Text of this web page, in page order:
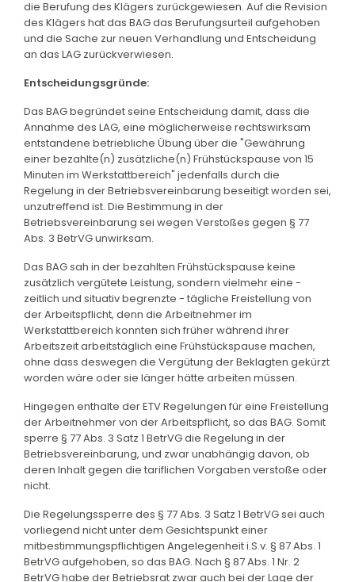
die Berufung des Klägers zurückgewiesen. Auf die Revision
des Klägers hat das BAG das Berufungsurteil aufgehoben
und die Sache zur neuen Verhandlung und Entscheidung
an das LAG zurückverwiesen.
Entscheidungsgründe:
Das BAG begründet seine Entscheidung damit, dass die
Annahme des LAG, eine möglicherweise rechtswirksam
entstandene betriebliche Übung über die "Gewährung
einer bezahlte(n) zusätzliche(n) Frühstückspause von 15
Minuten im Werkstattbereich" jedenfalls durch die
Regelung in der Betriebsvereinbarung beseitigt worden sei,
unzutreffend ist. Die Bestimmung in der
Betriebsvereinbarung sei wegen Verstoßes gegen § 77
Abs. 3 BetrVG unwirksam.
Das BAG sah in der bezahlten Frühstückspause keine
zusätzlich vergütete Leistung, sondern vielmehr eine -
zeitlich und situativ begrenzte - tägliche Freistellung von
der Arbeitspflicht, denn die Arbeitnehmer im
Werkstattbereich konnten sich früher während ihrer
Arbeitszeit arbeitstäglich eine Frühstückspause machen,
ohne dass deswegen die Vergütung der Beklagten gekürzt
worden wäre oder sie länger hätte arbeiten müssen.
Hingegen enthalte der ETV Regelungen für eine Freistellung
der Arbeitnehmer von der Arbeitspflicht, so das BAG. Somit
sperre § 77 Abs. 3 Satz 1 BetrVG die Regelung in der
Betriebsvereinbarung, und zwar unabhängig davon, ob
deren Inhalt gegen die tariflichen Vorgaben verstoße oder
nicht.
Die Regelungssperre des § 77 Abs. 3 Satz 1 BetrVG sei auch
vorliegend nicht unter dem Gesichtspunkt einer
mitbestimmungspflichtigen Angelegenheit i.S.v. § 87 Abs. 1
BetrVG aufgehoben, so das BAG. Nach § 87 Abs. 1 Nr. 2
BetrVG habe der Betriebsrat zwar auch bei der Lage der